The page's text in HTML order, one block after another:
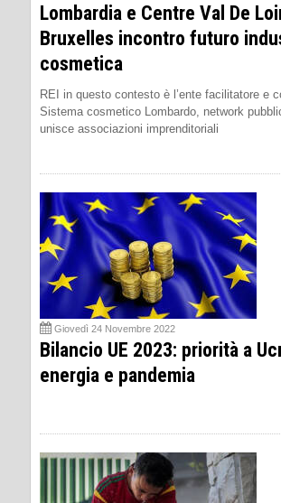
Lombardia e Centre Val De
Bruxelles incontro futuro
cosmetica
REI in questo contesto è l’ente facilitatore e
Sistema cosmetico Lombardo, network
unisce associazioni imprenditoriali
Giovedì 24 Novembre 2022
Bilancio UE 2023: priorità a
energia e pandemia